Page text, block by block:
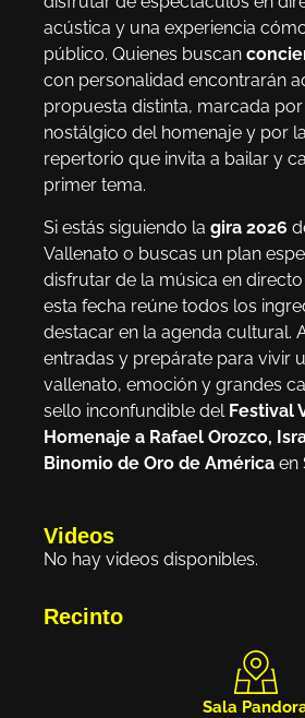
acústica y una experiencia
público. Quienes buscan
con personalidad encontrarán
propuesta distinta, marcada
nostálgico del homenaje y por
repertorio que invita a bailar y
primer tema.
Si estás siguiendo la gira 2026
Vallenato o buscas un plan
disfrutar de la música en
esta fecha reúne todos los
destacar en la agenda cultural.
entradas y prepárate para vivir
vallenato, emoción y grandes
sello inconfundible del Festival
Homenaje a Rafael Orozco,
Binomio de Oro de América en
Videos
No hay videos disponibles.
Recinto
Sala